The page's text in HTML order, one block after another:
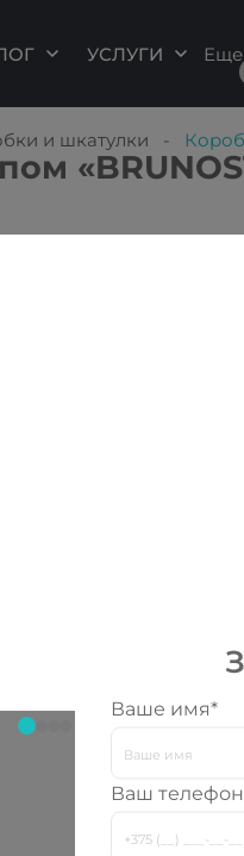
УСЛУГИ
и шкатулки -
Ваше имя*
Ваш